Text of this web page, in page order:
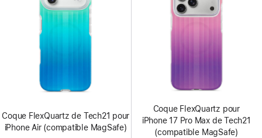
Coque FlexQuartz de Tech21 pour
iPhone Air (compatible MagSafe)
Coque FlexQuartz pour
iPhone 17 Pro Max de Tech21
(compatible MagSafe)